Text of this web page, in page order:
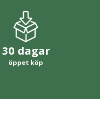
30 dagar
öppet köp